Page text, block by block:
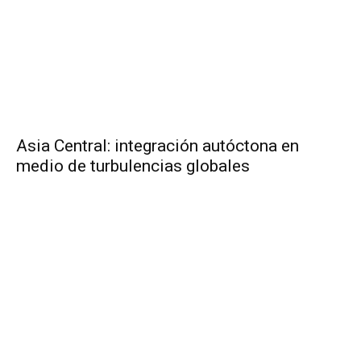
Asia Central: integración autóctona en
medio de turbulencias globales